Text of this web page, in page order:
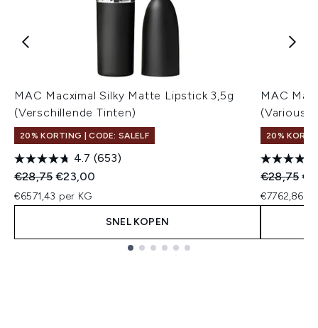
MAC Macximal Silky Matte Lipstick 3,5g
(Verschillende Tinten)
20% KORTING | CODE: SALELF
4.7 (653)
Recommended Retail Price:
€28,75Huidige prijs:
€23,00
€6571,43 per KG
SNEL KOPEN
MAC
(Various
20%
€28,75
€7762,86